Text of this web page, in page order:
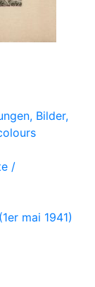
Bilder,
/
mai 1941)